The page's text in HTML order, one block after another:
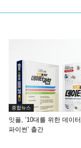
종합뉴스
잇플, ’10대를 위한 데이
파이썬’ 출간